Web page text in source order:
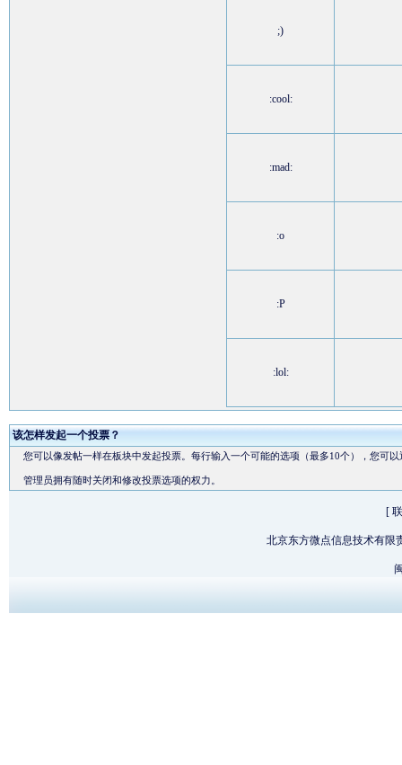
;)
:cool:
:mad:
:o
:P
:lol:
该怎样发起一个投票？
您可以像发帖一样在板块中发起投票。每行输入一个可能的选项（最多10个），您可
管理员拥有随时关闭和修改投票选项的权力。
[
北京东方微点信息技术有限